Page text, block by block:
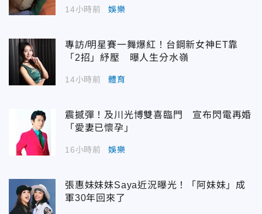
14小時前 娛樂
專訪/明星賽一舞爆紅！台鋼新女神ET靠
「2招」紓壓 曝人生分水嶺
14小時前 體育
震撼彈！及川光博雙喜臨門 宣布閃電再婚
「愛妻已懷孕」
16小時前 娛樂
張惠妹妹妹Saya近況曝光！「阿妹妹」成
軍30年回來了